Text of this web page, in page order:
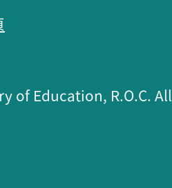
of Education, R.O.C. All